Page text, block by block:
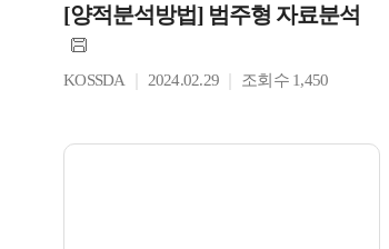
[양적분석방법] 범주형 자료분석
KOSSDA 2024.02.29 조회수 1,450